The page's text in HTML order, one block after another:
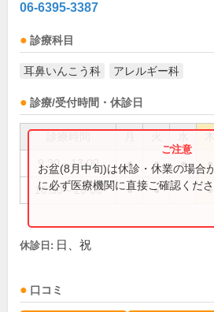
06-6395-3387
診療科目
耳鼻いんこう科 アレルギー科
診療/受付時間・休診日
9:30～13:00 ● ● ● ●
16:30～20:00 ● ● ●
お盆(8月中旬)は休診・休業の場合
に必ず医療機関に直接ご確認くださ
休診日: 日、祝
口コミ